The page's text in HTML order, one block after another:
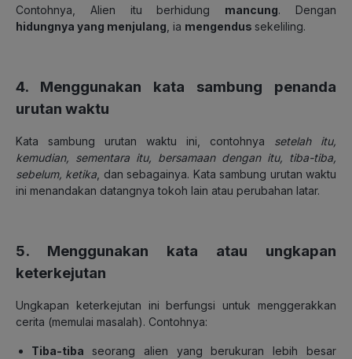
Contohnya, Alien itu berhidung mancung. Dengan
hidungnya yang menjulang ia mengendus sekeliling.
4. Menggunakan kata sambung penanda
urutan waktu
Kata sambung urutan waktu ini, contohnya setelah itu,
kemudian, sementara itu, bersamaan dengan itu, tiba-tiba,
sebelum, ketika , dan sebagainya. Kata sambung urutan waktu
ini menandakan datangnya tokoh lain atau perubahan latar.
5. Menggunakan kata atau ungkapan
keterkejutan
Ungkapan keterkejutan ini berfungsi untuk menggerakkan
cerita (memulai masalah). Contohnya:
Tiba-tiba seorang alien yang berukuran lebih besar